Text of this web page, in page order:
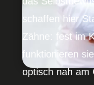
schaffen hier
Zähne: fest im
funktio­nieren
optisch nah am